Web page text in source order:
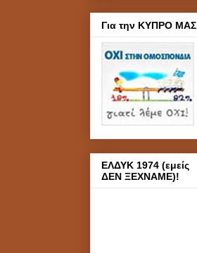
Για την ΚΥΠΡΟ ΜΑΣ
ΕΛΔΥΚ 1974 (εμείς
ΔΕΝ ΞΕΧΝΑΜΕ)!